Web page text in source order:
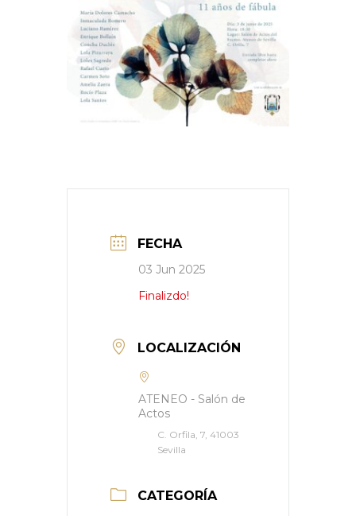
FECHA
03 Jun 2025
Finalizdo!
LOCALIZACIÓN
ATENEO - Salón de
Actos
C. Orfila, 7, 41003
Sevilla
CATEGORÍA